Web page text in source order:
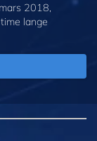
2018,
lange